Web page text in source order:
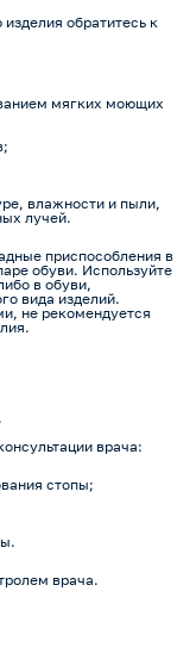
обратитесь к
мягких моющих
влажности и пыли,
лучей.
приспособления в
обуви. Используйте
в обуви,
вида изделий.
не рекомендуется
врача:
стопы;
врача.